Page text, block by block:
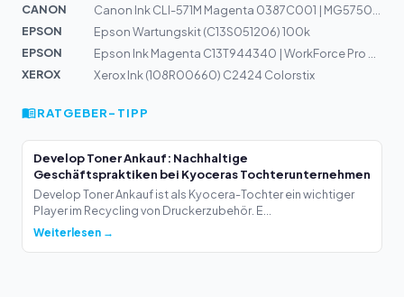
CANON
EPSON
Epson Wartungskit (C13S051206) 100k
EPSON
XEROX
Xerox Ink (108R00660) C2424 Colorstix
RATGEBER-TIPP
Develop Toner Ankauf: Nachhaltige
Geschäftspraktiken bei Kyoceras Tochterunternehmen
Develop Toner Ankauf ist als Kyocera-Tochter ein wichtiger
Player im Recycling von Druckerzubehör. E...
Weiterlesen →